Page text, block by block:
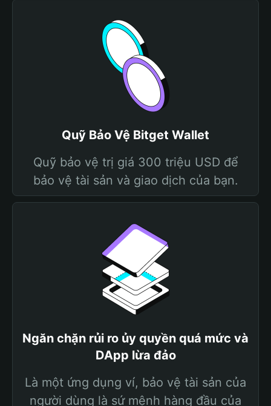
Quỹ Bảo Vệ Bitget Wallet
Quỹ bảo vệ trị giá 300 triệu USD để
bảo vệ tài sản và giao dịch của bạn.
Ngăn chặn rủi ro ủy quyền quá mức và
DApp lừa đảo
Là một ứng dụng ví, bảo vệ tài sản của
người dùng là sứ mệnh hàng đầu của